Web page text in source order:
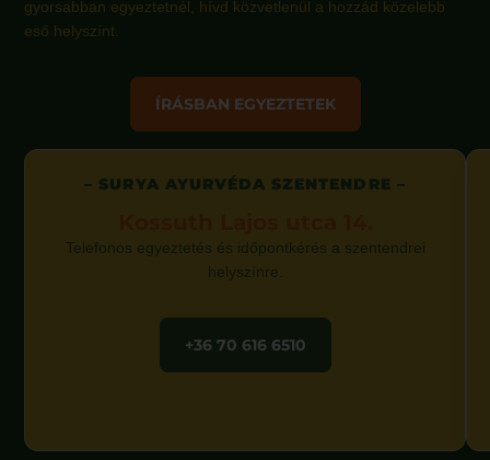
gyorsabban egyeztetnél, hívd közvetlenül a hozzád közelebb
eső helyszínt.
ÍRÁSBAN EGYEZTETEK
– SURYA AYURVÉDA SZENTENDRE –
Telefonos egyeztetés és időpontkérés a szentendrei
helyszínre.
+36 70 616 6510